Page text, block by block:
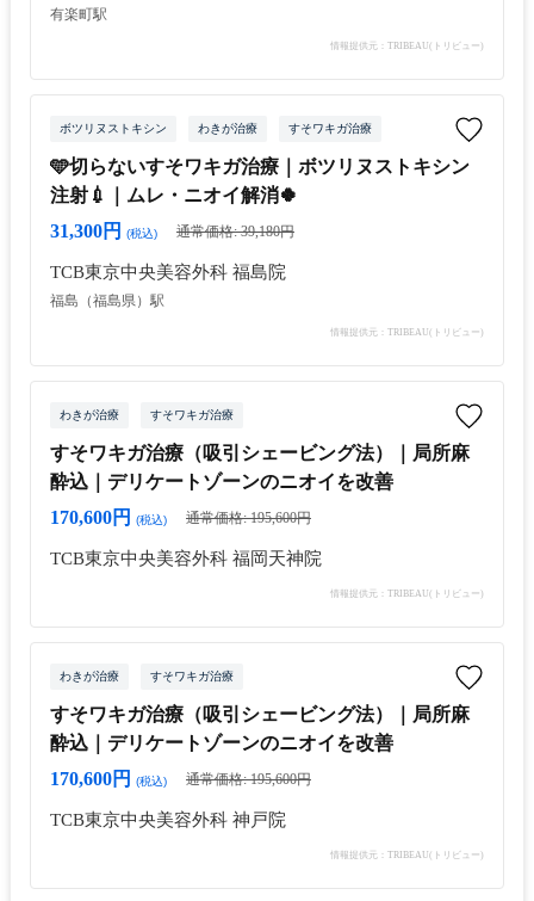
有楽町駅
情報提供元：TRIBEAU(トリビュー)
ボツリヌストキシン わきが治療 すそワキガ治療
🩵切らないすそワキガ治療｜ボツリヌストキシン
注射💉｜ムレ・ニオイ解消🍀
31,300円
(税込) 通常価格: 39,180円
TCB東京中央美容外科 福島院
福島（福島県）駅
情報提供元：TRIBEAU(トリビュー)
わきが治療 すそワキガ治療
すそワキガ治療（吸引シェービング法）｜局所麻
酔込｜デリケートゾーンのニオイを改善
170,600円
(税込) 通常価格: 195,600円
TCB東京中央美容外科 福岡天神院
情報提供元：TRIBEAU(トリビュー)
わきが治療 すそワキガ治療
すそワキガ治療（吸引シェービング法）｜局所麻
酔込｜デリケートゾーンのニオイを改善
170,600円
(税込) 通常価格: 195,600円
TCB東京中央美容外科 神戸院
情報提供元：TRIBEAU(トリビュー)